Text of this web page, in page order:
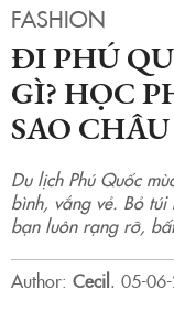
FASHION
ĐI PHÚ
GÌ? HỌC
SAO
Du lịch Phú Quốc
bình, vắng vẻ. Bỏ
bạn luôn rạng rỡ,
Author: Cecil. 05-